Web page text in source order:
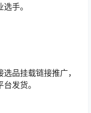
手。
品挂载链接推广，
发货。